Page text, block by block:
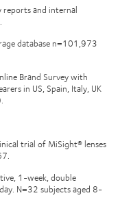
and internal
database n=101,973
Brand Survey with
in US, Spain, Italy, UK
trial of MiSight® lenses
1-week, double
N=32 subjects aged 8-